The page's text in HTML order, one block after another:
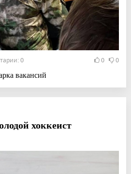
0 0 0
вакансий
хоккеист